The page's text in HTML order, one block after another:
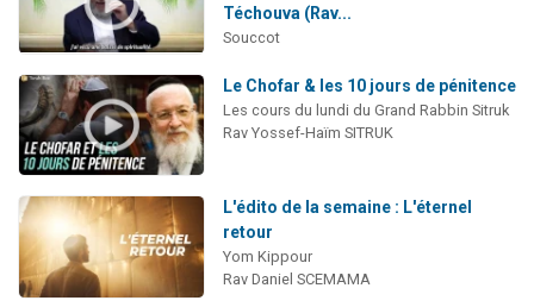
Téchouva (Rav...
Souccot
Le Chofar & les 10 jours de pénitence
Les cours du lundi du Grand Rabbin Sitruk
Rav Yossef-Haïm SITRUK
L'édito de la semaine : L'éternel
retour
Yom Kippour
Rav Daniel SCEMAMA